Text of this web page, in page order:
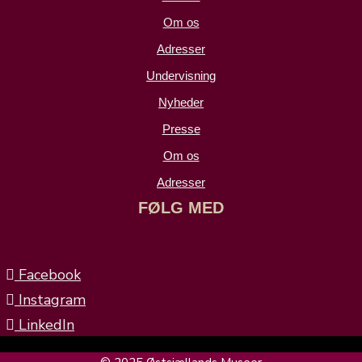
Om os
Adresser
Undervisning
Nyheder
Presse
Om os
Adresser
FØLG MED
Facebook
Instagram
LinkedIn